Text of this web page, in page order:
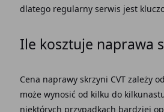
dlatego regularny serwis jest
Ile kosztuje naprawa
Cena naprawy skrzyni CVT zależy
może wynosić od kilku do
niektórych przypadkach bardziej